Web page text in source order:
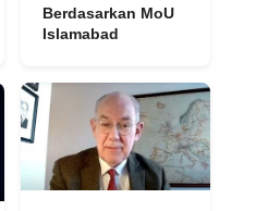
Berdasarkan MoU
Islamabad